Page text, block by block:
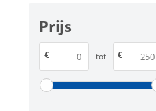
Prijs
€ tot €